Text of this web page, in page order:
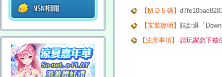
【M D 5 碼】
【安裝說明】 請點選「
【注意事項】
請玩家勿下載